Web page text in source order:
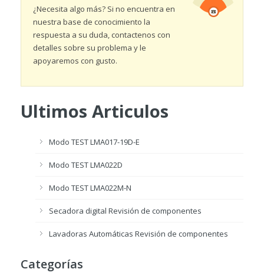
¿Necesita algo más? Si no encuentra en
nuestra base de conocimiento la
respuesta a su duda, contactenos con
detalles sobre su problema y le
apoyaremos con gusto.
Ultimos Articulos
Modo TEST LMA017-19D-E
Modo TEST LMA022D
Modo TEST LMA022M-N
Secadora digital Revisión de componentes
Lavadoras Automáticas Revisión de componentes
Categorías